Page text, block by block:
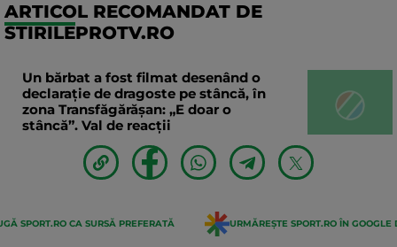
ARTICOL RECOMANDAT DE
STIRILEPROTV.RO
Un bărbat a fost filmat desenând o
declaraţie de dragoste pe stâncă, în
zona Transfăgărăşan: „E doar o
stâncă”. Val de reacții
SPORT.RO CA SURSĂ PREFERATĂ URMĂREȘTE SPORT.RO ÎN GOOGLE